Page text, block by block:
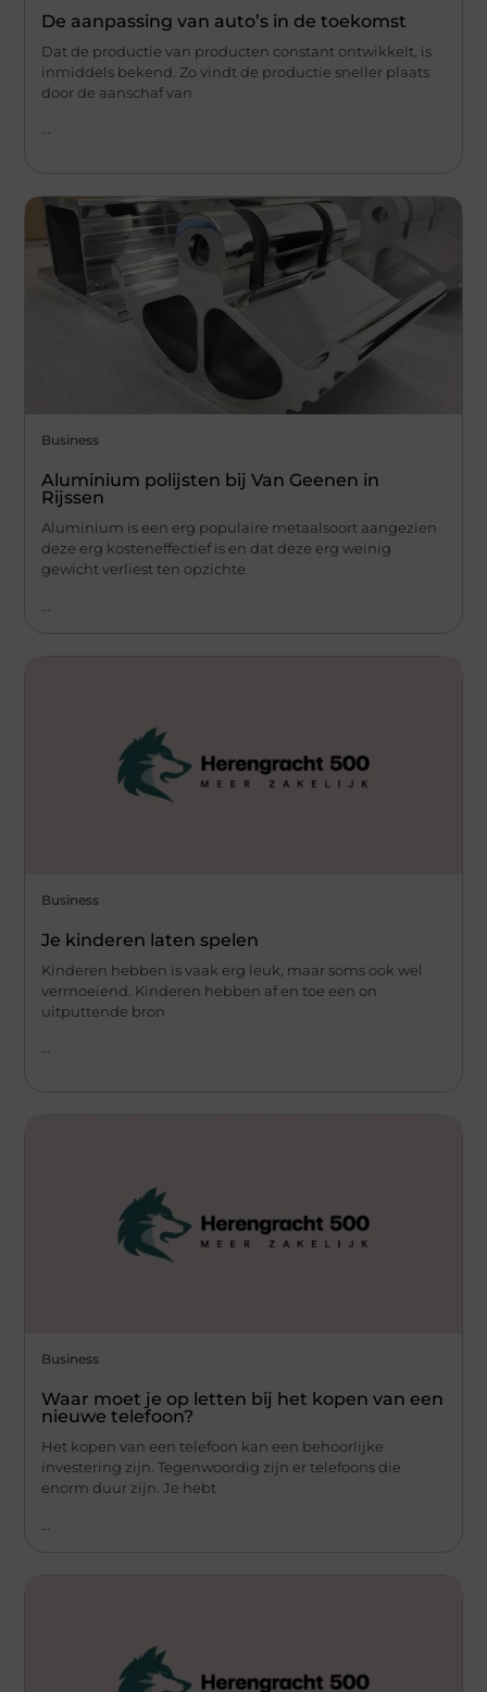
De aanpassing van auto’s in de toekomst
Dat de productie van producten constant ontwikkelt, is
inmiddels bekend. Zo vindt de productie sneller plaats
door de aanschaf van
...
Business
Aluminium polijsten bij Van Geenen in
Rijssen
Aluminium is een erg populaire metaalsoort aangezien
deze erg kosteneffectief is en dat deze erg weinig
gewicht verliest ten opzichte
Business
Je kinderen laten spelen
Kinderen hebben is vaak erg leuk, maar soms ook wel
vermoeiend. Kinderen hebben af en toe een on
uitputtende bron
...
Business
Waar moet je op letten bij het kopen van een
nieuwe telefoon?
Het kopen van een telefoon kan een behoorlijke
investering zijn. Tegenwoordig zijn er telefoons die
enorm duur zijn. Je hebt